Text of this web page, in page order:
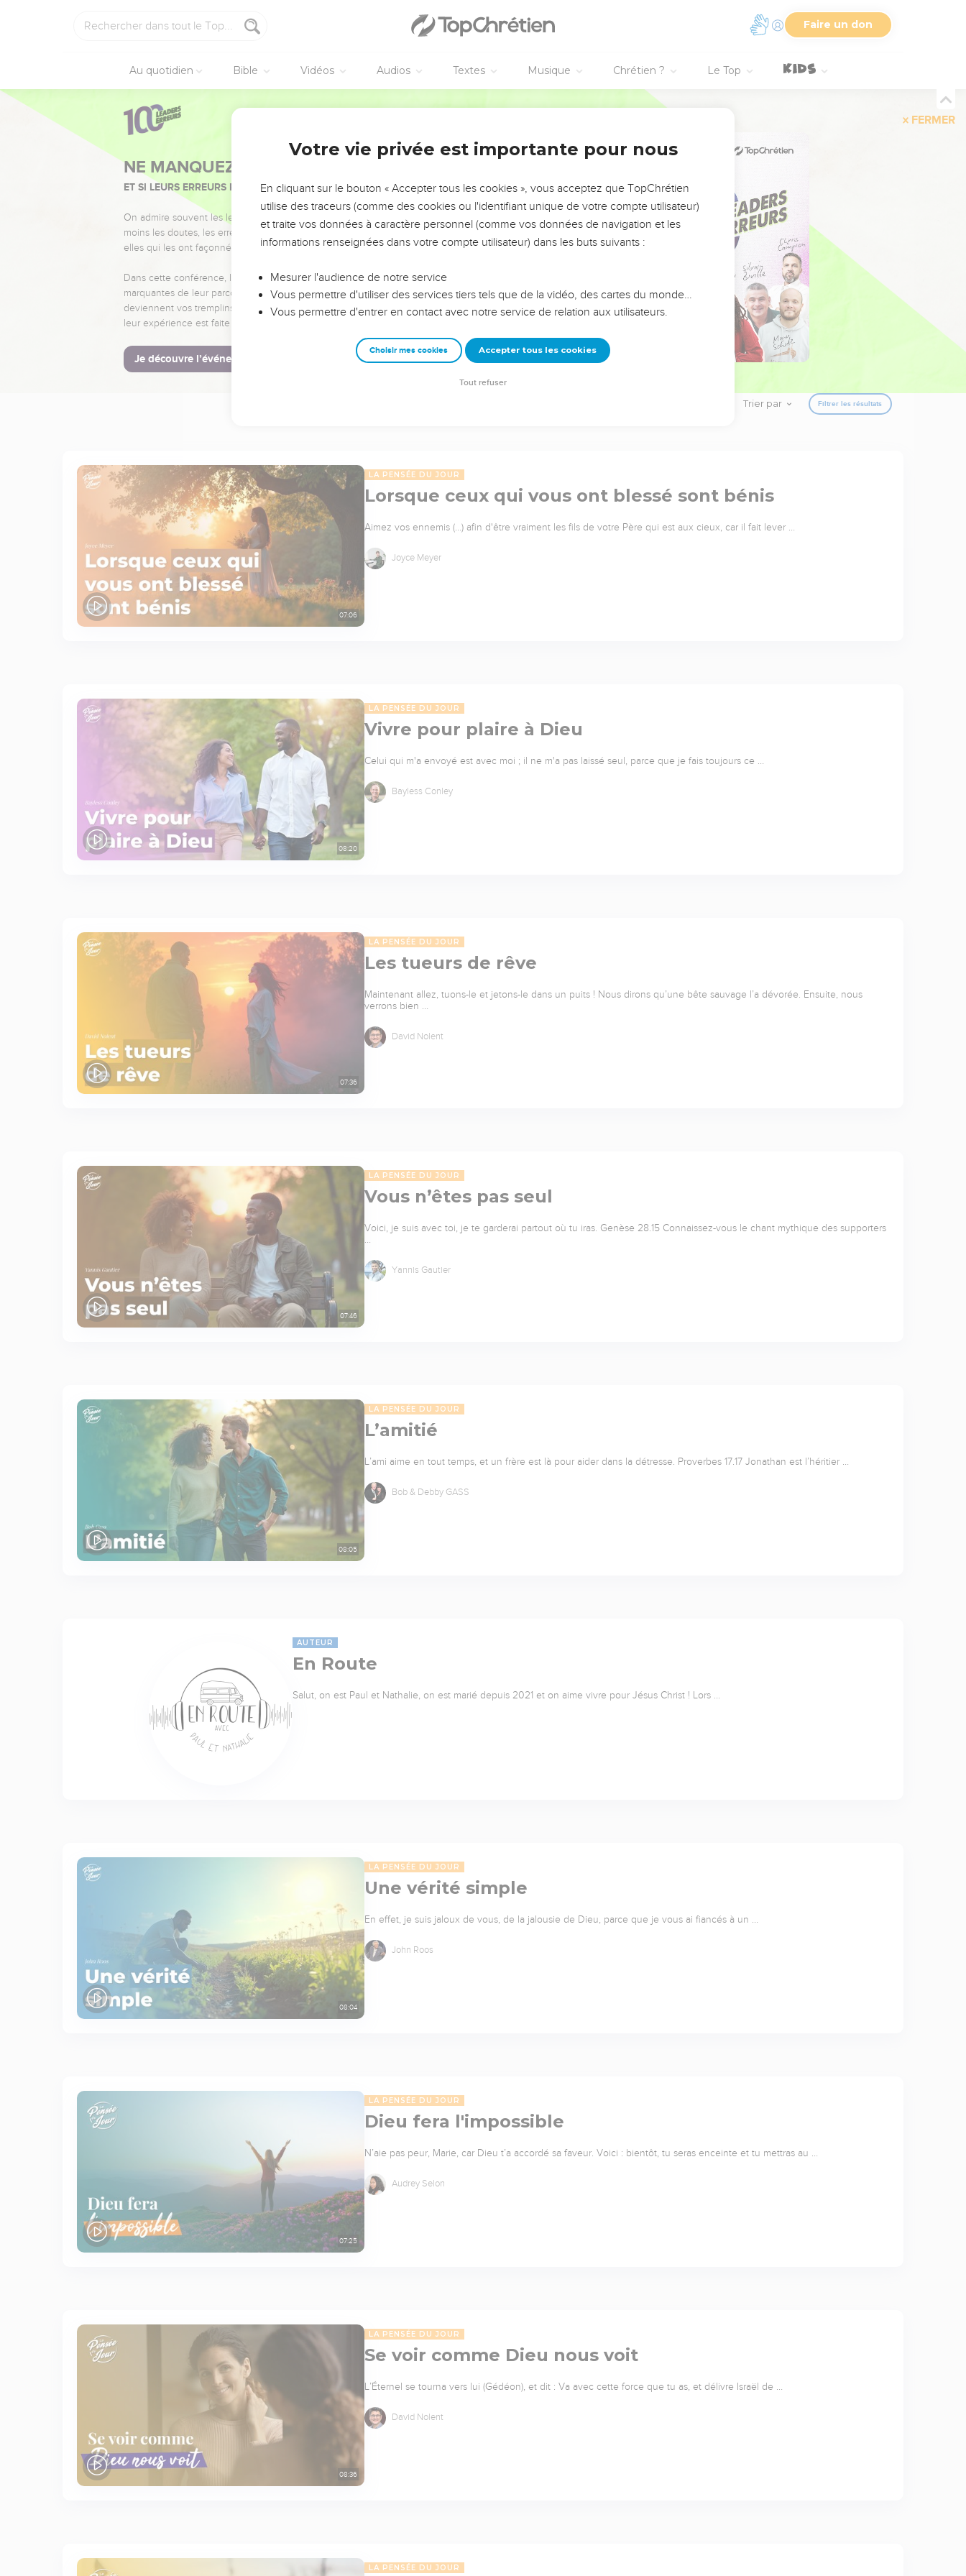
Faire un don
Au quotidien Bible Vidéos Audios Textes Musique Chrétien ? Le Top
FERMER
NE MANQUEZ PAS L’ÉVÉNEMENT DE L’ANNÉE !
ET SI LEURS ERREURS POUVAIENT VOUS ÉVITER LES VOTRES ?
On admire souvent les leaders pour leurs réussites, leur impact, leur foi ou leur vision. Mais on voit
moins les doutes, les erreurs et les saisons difficiles qu'ils ont traversés, alors même que ce sont
elles qui les ont façonnés.
Dans cette conférence, leaders, entrepreneurs, et responsables reviennent sur les erreurs
marquantes de leur parcours et les clés pour avancer avec plus de sagesse afin que leurs erreurs
deviennent vos tremplins. Que vous guidiez un ministère, une équipe, un groupe ou une famille,
leur expérience est faite pour vous.
Je découvre l’événement
Trier par Filtrer les résultats
07:06
LA PENSÉE DU JOUR
Lorsque ceux qui vous ont blessé sont bénis
Aimez vos ennemis (…) afin d'être vraiment les fils de votre Père qui est aux cieux, car il fait lever …
Joyce Meyer
08:20
LA PENSÉE DU JOUR
Vivre pour plaire à Dieu
Celui qui m'a envoyé est avec moi ; il ne m'a pas laissé seul, parce que je fais toujours ce …
Bayless Conley
07:36
LA PENSÉE DU JOUR
Les tueurs de rêve
Maintenant allez, tuons-le et jetons-le dans un puits ! Nous dirons qu’une bête sauvage l’a dévorée. Ensuite, nous
verrons bien …
David Nolent
07:46
LA PENSÉE DU JOUR
Vous n’êtes pas seul
Voici, je suis avec toi, je te garderai partout où tu iras. Genèse 28.15 Connaissez-vous le chant mythique des supporters
Yannis Gautier
08:05
LA PENSÉE DU JOUR
L’amitié
L’ami aime en tout temps, et un frère est là pour aider dans la détresse. Proverbes 17.17 Jonathan est l’héritier …
Bob & Debby GASS
AUTEUR
En Route
Salut, on est Paul et Nathalie, on est marié depuis 2021 et on aime vivre pour Jésus Christ ! Lors …
08:04
LA PENSÉE DU JOUR
Une vérité simple
En effet, je suis jaloux de vous, de la jalousie de Dieu, parce que je vous ai fiancés à un …
John Roos
07:25
LA PENSÉE DU JOUR
Dieu fera l'impossible
N’aie pas peur, Marie, car Dieu t’a accordé sa faveur. Voici : bientôt, tu seras enceinte et tu mettras au …
Audrey Selon
08:36
LA PENSÉE DU JOUR
Se voir comme Dieu nous voit
L’Éternel se tourna vers lui (Gédéon), et dit : Va avec cette force que tu as, et délivre Israël de …
David Nolent
LA PENSÉE DU JOUR
Votre vie privée est importante pour nous
En cliquant sur le bouton « Accepter tous les cookies », vous acceptez que TopChrétien
utilise des traceurs (comme des cookies ou l'identifiant unique de votre compte utilisateur)
et traite vos données à caractère personnel (comme vos données de navigation et les
informations renseignées dans votre compte utilisateur) dans les buts suivants :
Mesurer l'audience de notre service
Vous permettre d'utiliser des services tiers tels que de la vidéo, des cartes du monde…
Vous permettre d'entrer en contact avec notre service de relation aux utilisateurs.
Choisir mes cookies Accepter tous les cookies
Tout refuser